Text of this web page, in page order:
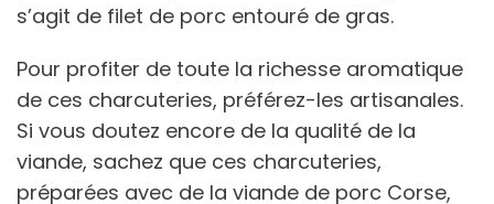
s’agit de filet de porc entouré de gras.
Pour profiter de toute la richesse aromatique
de ces charcuteries, préférez-les artisanales.
Si vous doutez encore de la qualité de la
viande, sachez que ces charcuteries,
préparées avec de la viande de porc Corse,